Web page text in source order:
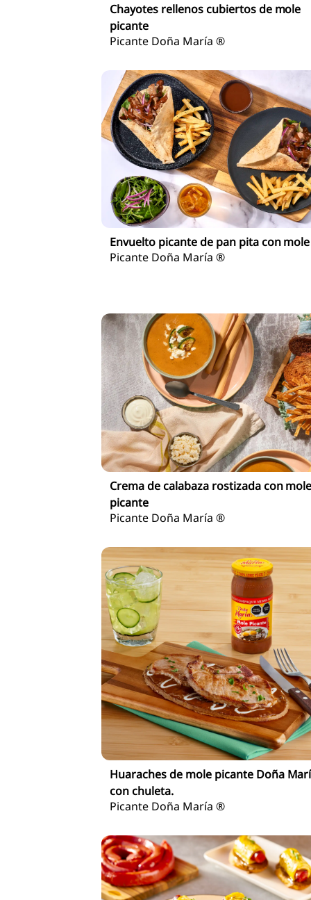
Chayotes rellenos cubiertos de mole
picante
Picante Doña María ®
Envuelto picante de pan pita con mole
Picante Doña María ®
Crema de calabaza rostizada con
picante
Picante Doña María ®
Huaraches de mole picante Doña
con chuleta.
Picante Doña María ®